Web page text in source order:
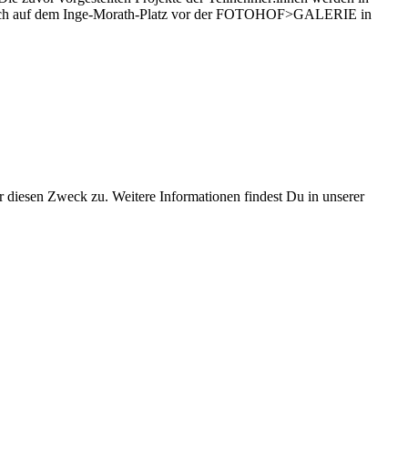
auf dem Inge-Morath-Platz vor der FOTOHOF>GALERIE in
Zweck zu. Weitere Informationen findest Du in unserer